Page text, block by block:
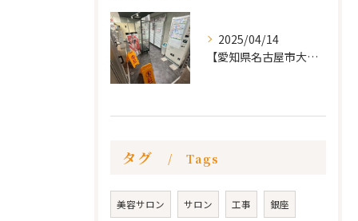
2025/04/14
【愛知県名古屋市大須 カードショップ屋のリノベーション
タグ Tags
美容サロン サロン 工事 銀座